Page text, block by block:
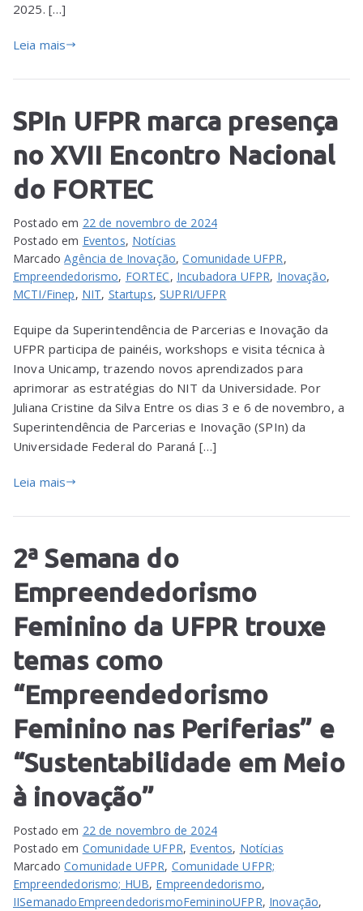
2025. […]
Leia mais
SPIn UFPR marca presença
no XVII Encontro Nacional
do FORTEC
Postado em 22 de novembro de 2024
Postado em Eventos, Notícias
MarcadoAgência de Inovação,Comunidade UFPR,
Empreendedorismo, FORTEC, Incubadora UFPR, Inovação,
MCTI/Finep, NIT, Startups,SUPRI/UFPR
Equipe da Superintendência de Parcerias e Inovação da
UFPR participa de painéis, workshops e visita técnica à
Inova Unicamp, trazendo novos aprendizados para
aprimorar as estratégias do NIT da Universidade. Por
Juliana Cristine da Silva Entre os dias 3 e 6 de novembro, a
Superintendência de Parcerias e Inovação (SPIn) da
Universidade Federal do Paraná […]
Leia mais
2ª Semana do
Empreendedorismo
Feminino da UFPR trouxe
temas como
“Empreendedorismo
Feminino nas Periferias” e
“Sustentabilidade em Meio
à inovação”
Postado em 22 de novembro de 2024
Postado em Comunidade UFPR, Eventos, Notícias
MarcadoComunidade UFPR, Comunidade UFPR;
Empreendedorismo; HUB, Empreendedorismo,
IISemanadoEmpreendedorismoFemininoUFPR, Inovação,